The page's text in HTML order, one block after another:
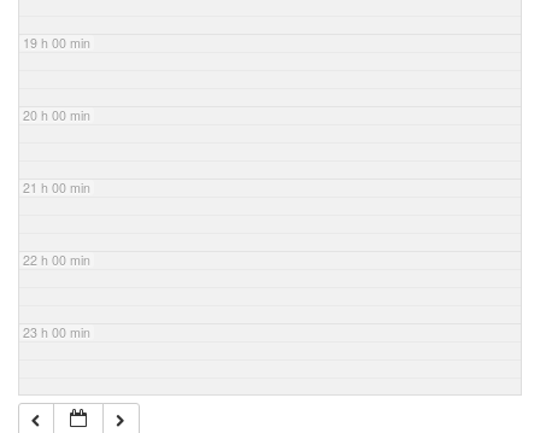
19 h 00 min
20 h 00 min
21 h 00 min
22 h 00 min
23 h 00 min